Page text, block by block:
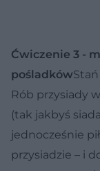
Ćwiczenie 3 -
pośladków
Rób przysiady
(tak jakbyś
jednocześnie
przysiadzie – i